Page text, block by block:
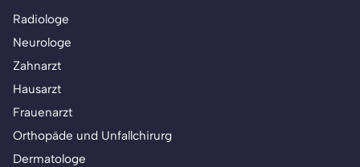
Radiologe
Neurologe
Zahnarzt
Hausarzt
Frauenarzt
Orthopäde und Unfallchirurg
Dermatologe